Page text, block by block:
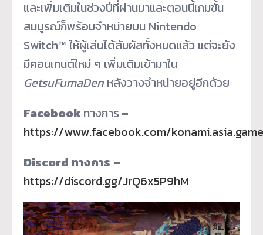
และเพิ่มเติมในช่วงปีที่ผ่านมาและตอนนี้เกมขั้น
สมบูรณ์ก็พร้อมจำหน่ายบน Nintendo
Switch™ ให้ผู้เล่นได้สัมผัสทั้งหมดแล้ว แต่จะยัง
มีคอนเทนต์ใหม่ ๆ เพิ่มเติมเข้ามาใน
GetsuFumaDen หลังวางจำหน่ายอยู่อีกด้วย
Facebookทางการ –
https://www.facebook.com/
Discord ทางการ –
https://discord.gg/JrQ6x5P9hM